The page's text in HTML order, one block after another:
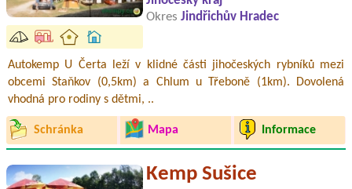
Okres Jindřichův Hradec
Autokemp U Čerta leží v klidné části jihočeských rybníků mezi
obcemi Staňkov (0,5km) a Chlum u Třeboně (1km). Dovolená
vhodná pro rodiny s dětmi, ..
Schránka Mapa Informace
Kemp Sušice